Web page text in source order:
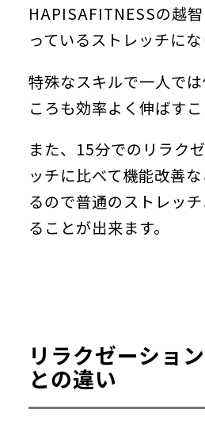
HAPISAFITNESSの越
っているストレッチにな
特殊なスキルで一人で
ころも効率よく伸ばすこ
また、15分でのリラク
ッチに比べて機能改善
るので普通のストレッ
ることが出来ます。
リラクゼーショ
との違い